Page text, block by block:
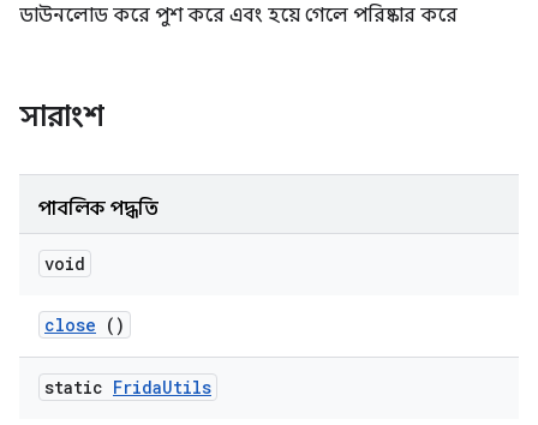
ডাউনলোড করে পুশ করে এবং হয়ে গেলে পরিষ্কার করে
সারাংশ
পাবলিক পদ্ধতি
void
close ()
static FridaUtils